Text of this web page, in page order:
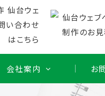
会社案内 お